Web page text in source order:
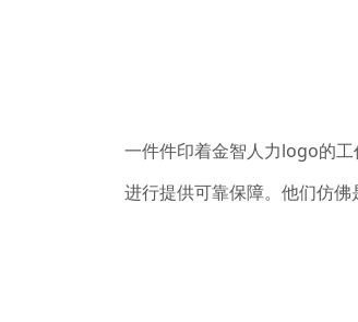
一件件印着金智人力logo的
进行提供可靠保障。他们仿佛